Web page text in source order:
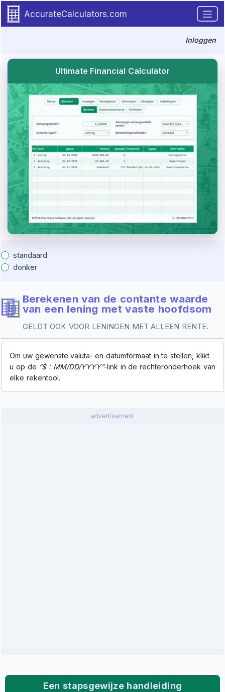
Go to tutorial content
AccurateCalculators.com
Inloggen
Ultimate Financial Calculator
standaard
donker
Berekenen van de contante waarde
van een lening met vaste hoofdsom
GELDT OOK VOOR LENINGEN MET ALLEEN RENTE.
Om uw gewenste valuta‑ en datumformaat in te stellen, klikt
u op de “$ : MM/DD/YYYY”-link in de rechteronderhoek van
elke rekentool.
advertisement
Een stapsgewijze handleiding